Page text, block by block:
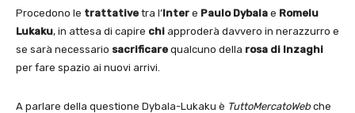
Procedono le trattative tra l’Inter e Paulo Dybala e Romelu
Lukaku, in attesa di capire chi approderà davvero in nerazzurro e
se sarà necessario sacrificare qualcuno della rosa di Inzaghi
per fare spazio ai nuovi arrivi.
A parlare della questione Dybala-Lukaku è TuttoMercatoWeb che